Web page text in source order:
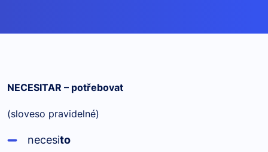
NECESITAR – potřebovat
(sloveso pravidelné)
necesito